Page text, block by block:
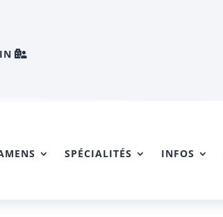
SPÉCIALITÉS INFOS